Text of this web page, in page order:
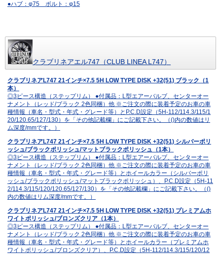
●ハブ：φ75 ボルト：φ15
クラブリネアエル747（CLUB LINEA L747）
クラブリネアL747 21インチ×7.5 5H LOW TYPE DISK +32(51) ブラック（1
本）
◎3ピース構造（ステップリム） ●付属品：L型エアーバルブ、センターオー
ナメント（レッド/ブラック 2色同梱）他 ※ご注文の際に装着予定のお車の車
種情報（車名・型式・年式・グレード等）とP.C.D設定（5H-112/114.3/115/1
20/120.65/127/130）を「その他記載欄」にご記載下さい。（()内の数値はリ
ム深度/mmです。）
クラブリネアL747 21インチ×7.5 5H LOW TYPE DISK +32(51) シルバーポリ
ッシュ/ブラックポリッシュ/マットブラックポリッシュ（1本）
◎3ピース構造（ステップリム） ●付属品：L型エアーバルブ、センターオー
ナメント（レッド/ブラック 2色同梱）他 ※ご注文の際に装着予定のお車の車
種情報（車名・型式・年式・グレード等）とホイールカラー（シルバーポリ
ッシュ/ブラックポリッシュ/マットブラックポリッシュ）、P.C.D設定（5H-11
2/114.3/115/120/120.65/127/130）を「その他記載欄」にご記載下さい。（()
内の数値はリム深度/mmです。）
クラブリネアL747 21インチ×7.5 5H LOW TYPE DISK +32(51) プレミアムホ
ワイトポリッシュ/ブロンズクリア（1本）
◎3ピース構造（ステップリム） ●付属品：L型エアーバルブ、センターオー
ナメント（レッド/ブラック 2色同梱）他 ※ご注文の際に装着予定のお車の車
種情報（車名・型式・年式・グレード等）とホイールカラー（プレミアムホ
ワイトポリッシュ/ブロンズクリア）、P.C.D設定（5H-112/114.3/115/120/12